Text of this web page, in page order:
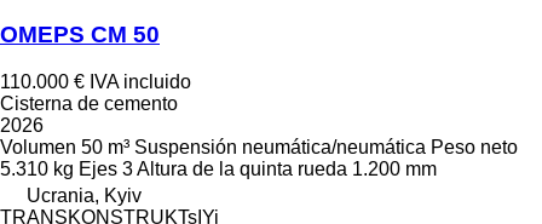
OMEPS CM 50
110.000 € IVA incluido
Cisterna de cemento
2026
Volumen 50 m³ Suspensión neumática/neumática Peso neto
5.310 kg Ejes 3Altura de la quinta rueda 1.200 mm
Ucrania, Kyiv
TRANSKONSTRUKTsIYi